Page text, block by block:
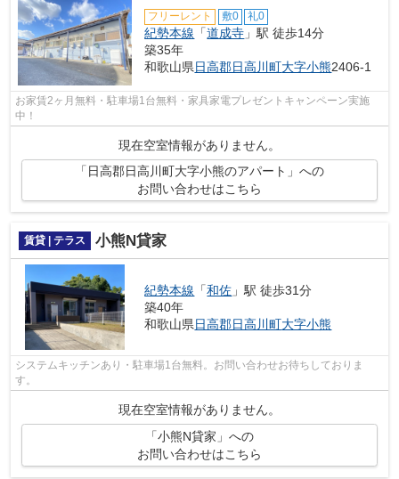
フリーレント 敷0 礼0
紀勢本線 「道成寺 」駅 徒歩14分
築35年
和歌山県日高郡日高川町大字小熊2406-1
お家賃2ヶ月無料・駐車場1台無料・家具家電プレゼントキャンペーン実施
中！
現在空室情報がありません。
「日高郡日高川町大字小熊のアパート」への
お問い合わせはこちら
賃貸 | テラス 小熊N貸家
紀勢本線 「和佐 」駅 徒歩31分
築40年
和歌山県日高郡日高川町大字小熊
システムキッチンあり・駐車場1台無料。お問い合わせお待ちしておりま
す。
現在空室情報がありません。
「小熊N貸家」への
お問い合わせはこちら